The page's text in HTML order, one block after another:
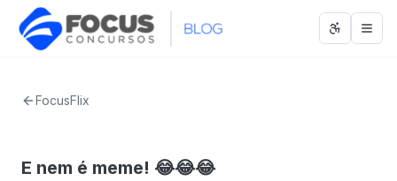
Abrir
FocusFlix
E nem é meme! 😂😂😂